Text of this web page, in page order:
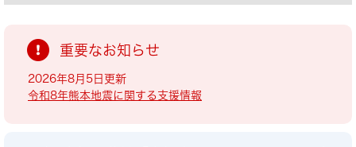
重要なお知らせ
2026年8月5日更新
令和8年熊本地震に関する支援情報